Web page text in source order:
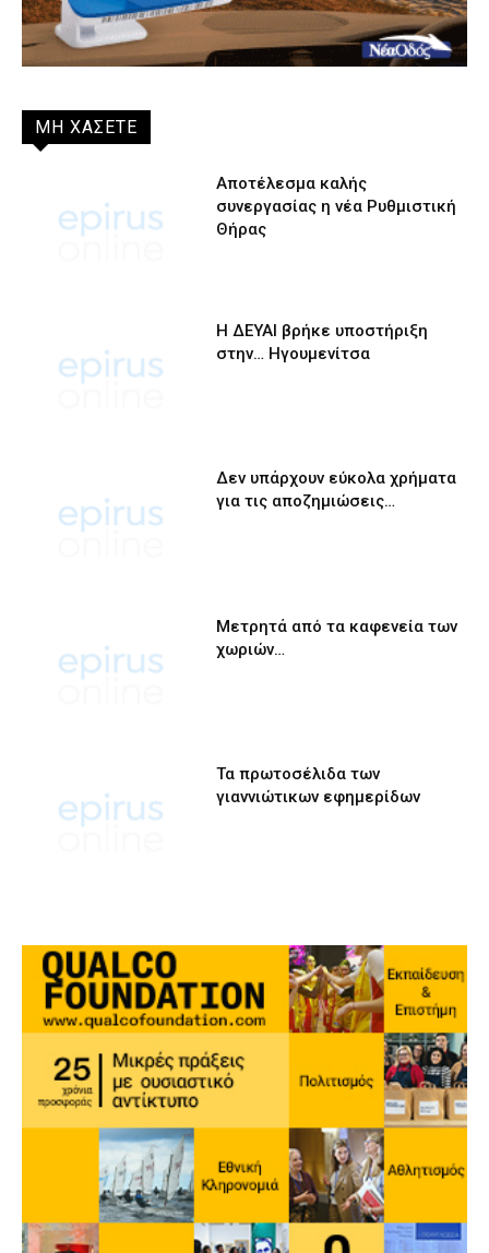
ΜΗ ΧΑΣΕΤΕ
Αποτέλεσμα καλής
συνεργασίας η νέα Ρυθμιστική
Θήρας
Η ΔΕΥΑΙ βρήκε υποστήριξη
στην… Ηγουμενίτσα
Δεν υπάρχουν εύκολα χρήματα
για τις αποζημιώσεις…
Μετρητά από τα καφενεία των
χωριών…
Τα πρωτοσέλιδα των
γιαννιώτικων εφημερίδων